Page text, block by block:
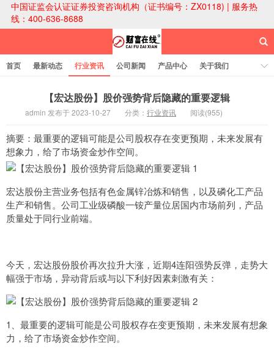
中国证监会认证证券投资咨询机构（证书编号：ZX0118) | 服务热
线：400-636-8688
首页 最新动态 行业资讯 公司新闻 产品中心
关于我们
【宏达股份】股价强势背后隐藏的重要逻辑
admin 发布于 2023-10-27 分类： 行业资讯 阅读(955)
摘要：最重要的逻辑可能是公司股权存在变更预期，未来发展有
想象力，给了市场资金炒作空间。
宏达股份主营业务包括有色金属锌冶炼和销售，以及磷化工产品
生产和销售。公司工业级磷酸一铵产量位居国内市场前列，产品
质量处于同行业前端。
今天，宏达股份股价再次拉升大涨，近期4连阳强势反弹，走势大
幅强于市场，异动背后或与以下利好因素刺激有关：
1、最重要的逻辑可能是公司股权存在变更预期，未来发展有想象
力，给了市场资金炒作空间。